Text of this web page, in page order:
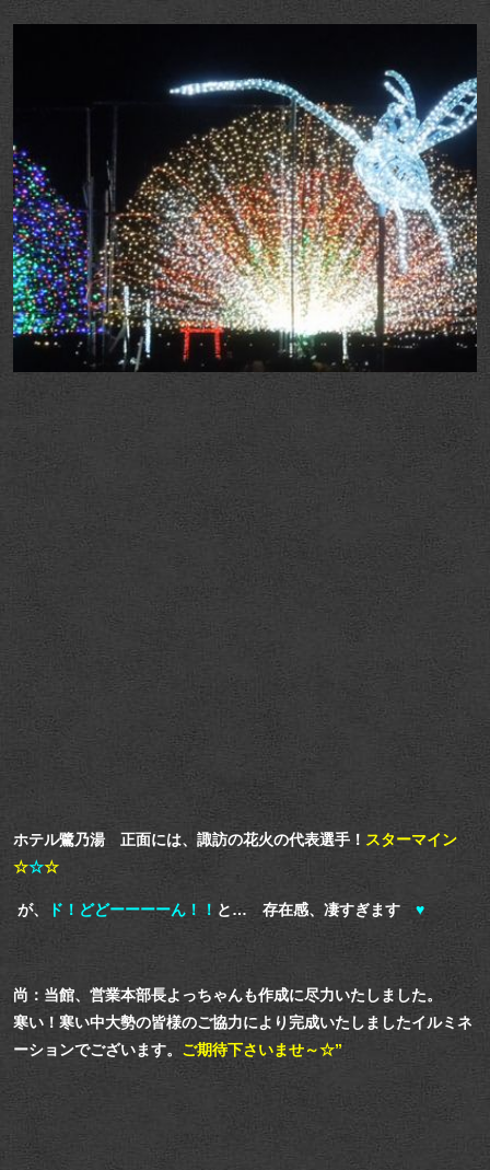
ホテル鷺乃湯 正面には、諏訪の花火の代表選手！ スターマイン
☆☆☆
が、 ド！どどーーーーん！！ と… 存在感、凄すぎます ♥
尚：当館、営業本部長よっちゃんも作成に尽力いたしました。
寒い！寒い中大勢の皆様のご協力により完成いたしましたイルミネ
ーションでございます。 ご期待下さいませ～☆”